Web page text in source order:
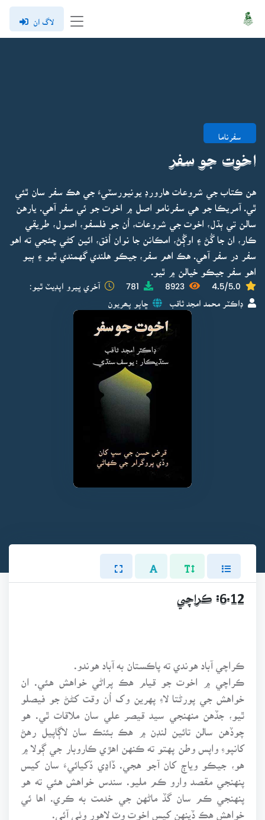
لاگ ان
سفرناما
اخوت جو سفر
هن ڪتاب جي شروعات هارورڊ يونيورسٽيءَ جي هڪ سفر سان ٿئي
ٿي. آمريڪا جو هي سفرنامو اصل ۾ اخوت جو ئي سفر آهي. يارهن
سالن تي ٻڌل، اخوت جي شروعات، اُن جو فلسفو، اصول، طريقي
ڪار، ان جا گُڻ ۽ اوڳُڻ، امڪانن جا نوان اُفق، ائين کڻي چئجي ته اهو
سفر در سفر آهي. هڪ اهم سفر، جيڪو هلندي گهمندي ٿيو ۽ ٻيو
اهو سفر جيڪو خيالن ۾ ٿيو.
4.5/5.0
8923
781 آخري ڀيرو اپڊيٽ ٿيو:
ڊاڪٽر محمد امجد ثاقب ڇاپو پھريون
6.12: ڪراچي
ڪراچي آباد هوندي ته پاڪستان به آباد هوندو.
ڪراچي ۾ اخوت جو قيام هڪ پراڻي خواهش هئي. ان
خواهش جي پورڻتا لاءِ پهرين وک اُن وقت کڻڻ جو فيصلو
ٿيو، جڏهن منهنجي سيد قيصر علي سان ملاقات ٿي. هو
چوڏهن سالن تائين لنڊن ۾ هڪ بئنڪ سان لاڳاپيل رهڻ
کانپوءِ واپس وطن پهتو ته ڪنهن اهڙي ڪاروبار جي ڳولا ۾
هو، جيڪو وياڄ کان آجو هجي. ڏاڍي ڏکيائيءَ سان کيس
پنهنجي مقصد وارو ڪم مليو. سندس خواهش هئي ته هو
پنهنجي ڪم سان گڏ ماڻهن جي خدمت به ڪري. اها ئي
خواهش هڪ ڏينهن کيس اخوت وٽ لاهور وٺي آئي.